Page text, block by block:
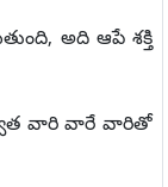
అది ఆపే శక్తి
వారి వారే వారితో